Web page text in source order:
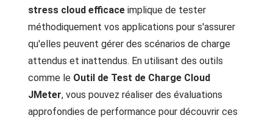
stress cloud efficace implique de tester
méthodiquement vos applications pour s'assurer
qu'elles peuvent gérer des scénarios de charge
attendus et inattendus. En utilisant des outils
comme le Outil de Test de Charge Cloud
JMeter, vous pouvez réaliser des évaluations
approfondies de performance pour découvrir ces